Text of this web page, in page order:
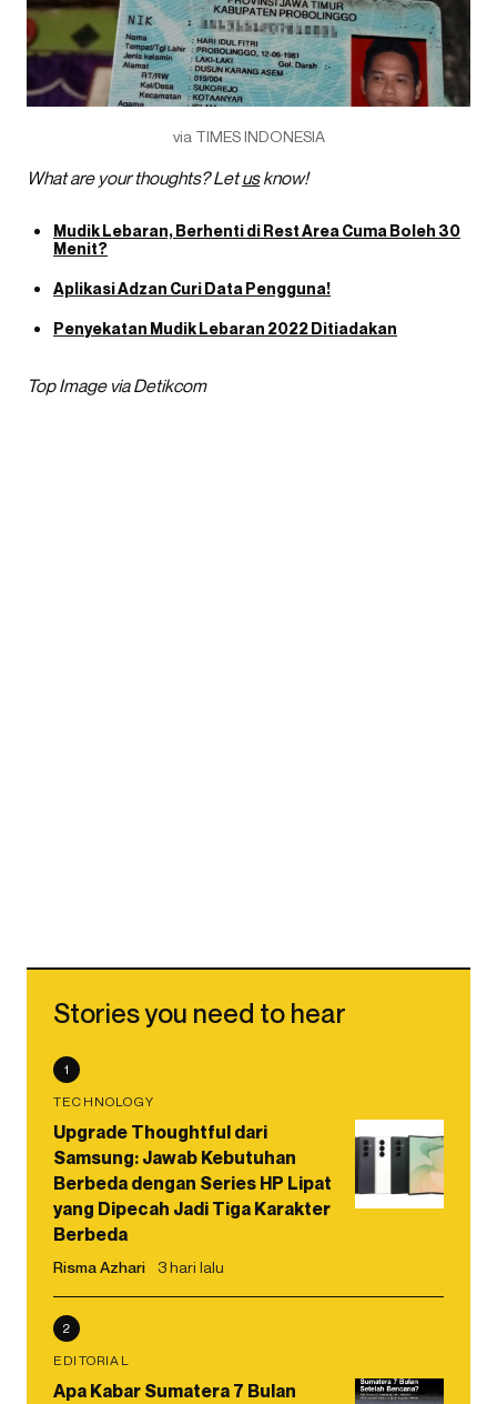
via TIMES INDONESIA
What are your thoughts? Letusknow!
Mudik Lebaran, Berhenti di Rest Area Cuma Boleh 30
Menit?
Aplikasi Adzan Curi Data Pengguna!
Penyekatan Mudik Lebaran 2022 Ditiadakan
Top Image via Detikcom
Stories you need to hear
1
TECHNOLOGY
Upgrade Thoughtful dari
Samsung: Jawab Kebutuhan
Berbeda dengan Series HP Lipat
yang Dipecah Jadi Tiga Karakter
Berbeda
Risma Azhari 3 hari lalu
2
EDITORIAL
Apa Kabar Sumatera 7 Bulan